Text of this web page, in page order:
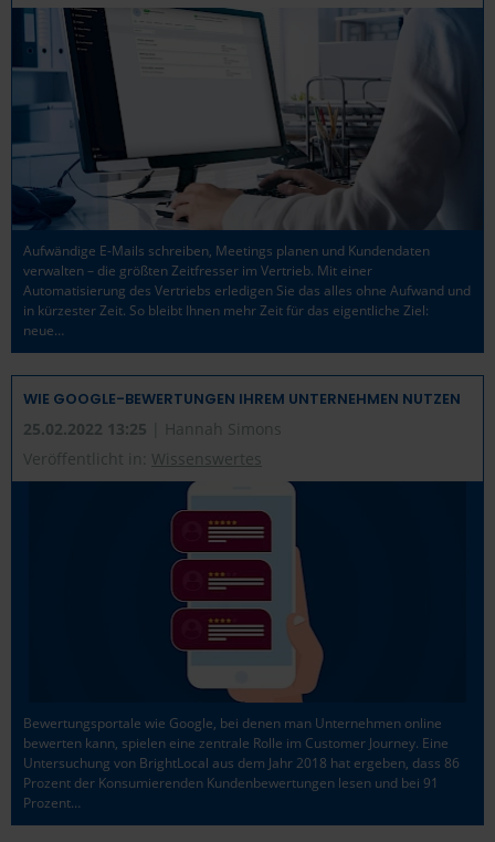
Aufwändige E-Mails schreiben, Meetings planen und Kundendaten
verwalten – die größten Zeitfresser im Vertrieb. Mit einer
Automatisierung des Vertriebs erledigen Sie das alles ohne Aufwand und
in kürzester Zeit. So bleibt Ihnen mehr Zeit für das eigentliche Ziel:
neue…
WIE GOOGLE-BEWERTUNGEN IHREM UNTERNEHMEN NUTZEN
25.02.2022 13:25
| Hannah Simons
Veröffentlicht in: Wissenswertes
Bewertungsportale wie Google, bei denen man Unternehmen online
bewerten kann, spielen eine zentrale Rolle im Customer Journey. Eine
Untersuchung von BrightLocal aus dem Jahr 2018 hat ergeben, dass 86
Prozent der Konsumierenden Kundenbewertungen lesen und bei 91
Prozent…